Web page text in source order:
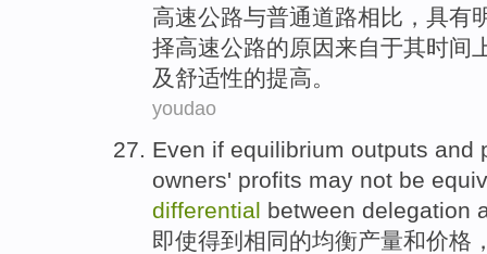
高速公路与普通道路相比 ， 具有
择高速公路的原因来自于其时间
及舒适性的提高。
youdao
Even if equilibrium outputs and
owners' profits may not be
differential between delegation
即使得到 相同的均衡产量和价格